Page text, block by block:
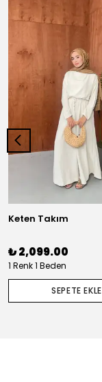
Keten Takım
₺ 2,099.00
1 Renk 1 Beden
SEPETE EKLE